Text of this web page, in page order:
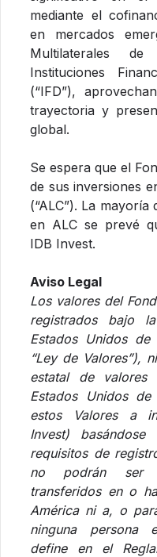
mediante el
en mercados
Multilaterales
Instituciones
(“IFD”),
trayectoria y
global.
Se espera que el
de sus inversiones
(“ALC”). La
en ALC se prevé
IDB Invest.
Aviso Legal
Los valores del
registrados bajo
Estados Unidos
“Ley de Valores”),
estatal de
Estados Unidos
estos Valores a
Invest)
requisitos de
no podrán ser
transferidos en o
América ni a, o
ninguna persona
define en el